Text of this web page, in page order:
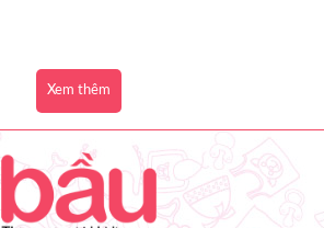
Xem thêm